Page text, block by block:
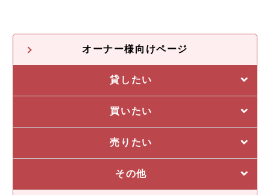
オーナー様向けページ
貸したい
選ばれる5つの理由
管理システム
買いたい
私たちの5つの強み
収益物件一覧
売りたい
売却に強い5つの理由
その他